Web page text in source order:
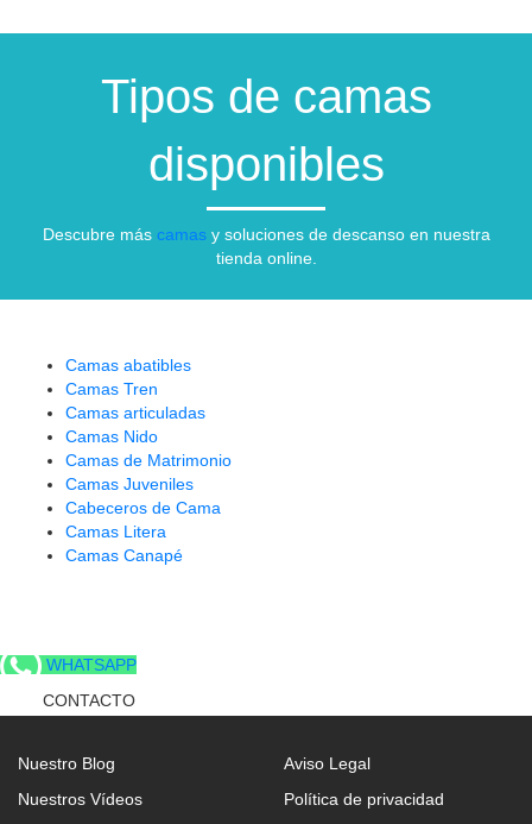
Tipos de camas
disponibles
Descubre más camas y soluciones de descanso en nuestra
tienda online.
Camas abatibles
Camas Tren
Camas articuladas
Camas Nido
Camas de Matrimonio
Camas Juveniles
Cabeceros de Cama
Camas Litera
Camas Canapé
WHATSAPP
CONTACTO
Nuestro Blog
Nuestros Vídeos
Aviso Legal
Política de privacidad